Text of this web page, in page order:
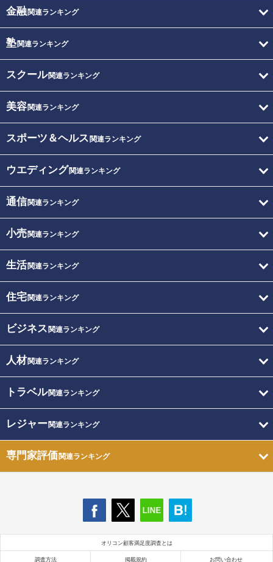
金融関連ランキング
塾関連ランキング
スクール関連ランキング
美容関連ランキング
スポーツ＆ヘルス 関連ランキング
ウエディング関連ランキング
通信関連ランキング
小売関連ランキング
生活関連ランキング
住宅関連ランキング
ビジネス 関連ランキング
人材関連ランキング
トラベル関連ランキング
レジャー関連ランキング
専門家評価関連ランキング
オリコン顧客満足度調査とは
調査方法 掲載規約 お問い合わせ